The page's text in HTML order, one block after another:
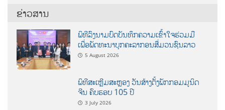
ຂ່າວສານ
ພິທີລົງນາມບົດບັນທຶກຄວາມເຂົ້າໃຈຮ່ວມມື
ເພື່ອພັດທະນາບຸກຄະລາກອນສື່ມວນຊົນລາວ
5 August 2026
ພິທີສະເຫຼີມສະຫຼອງ ວັນສ້າງຕັ້ງພັກກອມມູນິດ
ຈີນ ຄົບຮອບ 105 ປີ
3 July 2026